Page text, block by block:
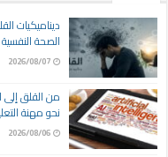
ديناميكيات
الصحة
2026/08/07
من القلق إلى
نحو مهنة
2026/08/06